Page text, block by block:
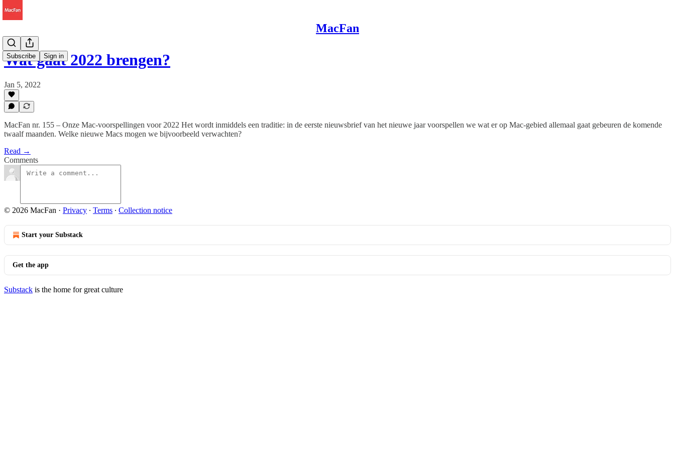
MacFan
Subscribe Sign in
Wat gaat 2022 brengen?
Jan 5, 2022
MacFan nr. 155 – Onze Mac-voorspellingen voor 2022 Het wordt inmiddels een traditie: in de eerste nieuwsbrief van het nieuwe jaar voorspellen we wat er op Mac-gebied allemaal gaat gebeuren de komende
twaalf maanden. Welke nieuwe Macs mogen we bijvoorbeeld verwachten?
Read →
Comments
© 2026 MacFan · Privacy ∙ Terms ∙ Collection notice
Start your Substack
Get the app
Substack is the home for great culture